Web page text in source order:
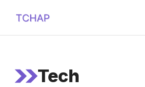
contenu
Tech